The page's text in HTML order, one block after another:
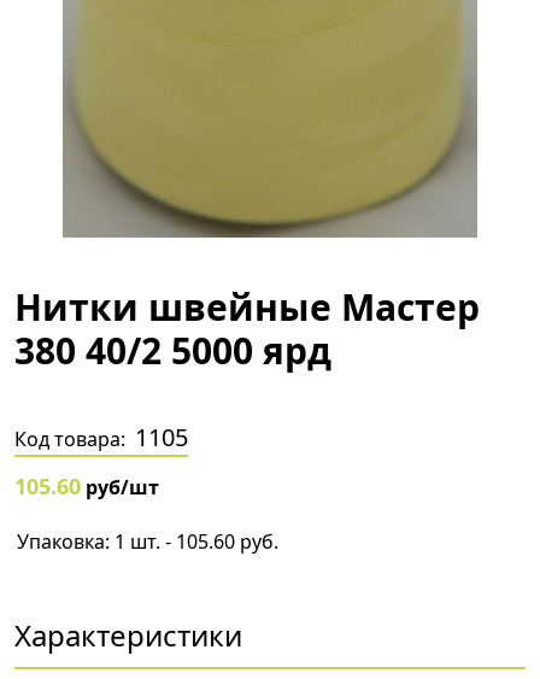
Нитки швейные Мастер
380 40/2 5000 ярд
Код товара: 1105
105.60 руб/шт
Упаковка: 1 шт. - 105.60 руб.
Характеристики